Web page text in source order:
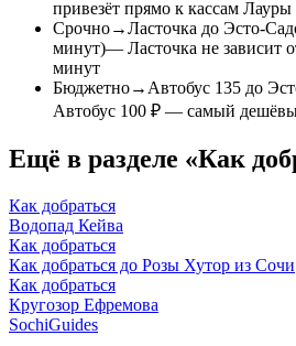
привезёт прямо к кассам Лауры
Срочно→Ласточка до Эсто-
минут)— Ласточка не зависит
минут
Бюджетно→ Автобус 135 до
Автобус 100 ₽ — самый
Ещё в разделе «Как
Как добраться
Водопад Кейва
Как добраться
Как добраться до Розы Хутор из Сочи
Как добраться
Кругозор Ефремова
SochiGuides